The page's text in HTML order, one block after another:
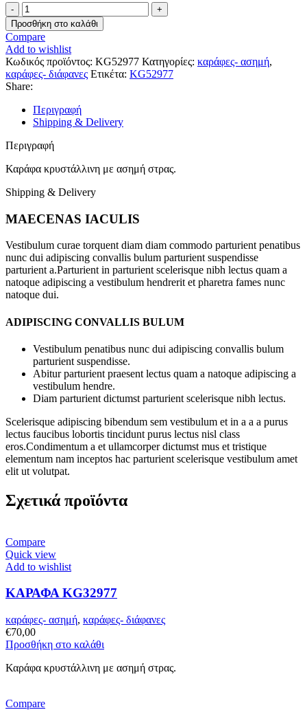
ΚΑΡΑΦΑ
KG52977
ποσότητα
Προσθήκη στο καλάθι
Compare
Add to wishlist
Κωδικός προϊόντος: KG52977 Κατηγορίες: καράφες- ασημή,
καράφες- διάφανες Ετικέτα: KG52977
Share:
Περιγραφή
Shipping & Delivery
Περιγραφή
Καράφα κρυστάλλινη με ασημή στρας.
Shipping & Delivery
MAECENAS IACULIS
Vestibulum curae torquent diam diam commodo parturient penatibus
nunc dui adipiscing convallis bulum parturient suspendisse
parturient a.Parturient in parturient scelerisque nibh lectus quam a
natoque adipiscing a vestibulum hendrerit et pharetra fames nunc
natoque dui.
ADIPISCING CONVALLIS BULUM
Vestibulum penatibus nunc dui adipiscing convallis bulum
parturient suspendisse.
Abitur parturient praesent lectus quam a natoque adipiscing a
vestibulum hendre.
Diam parturient dictumst parturient scelerisque nibh lectus.
Scelerisque adipiscing bibendum sem vestibulum et in a a a purus
lectus faucibus lobortis tincidunt purus lectus nisl class
eros.Condimentum a et ullamcorper dictumst mus et tristique
elementum nam inceptos hac parturient scelerisque vestibulum amet
elit ut volutpat.
Σχετικά προϊόντα
Compare
Quick view
Add to wishlist
ΚΑΡΑΦΑ KG32977
καράφες- ασημή, καράφες- διάφανες
€70,00
Προσθήκη στο καλάθι
Καράφα κρυστάλλινη με ασημή στρας.
Compare